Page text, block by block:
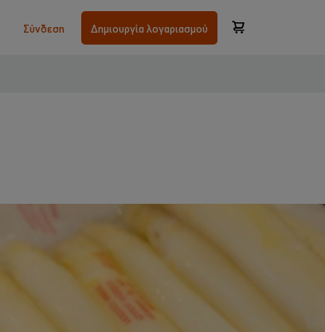
Σύνδεση Δημιουργία λογαριασμού